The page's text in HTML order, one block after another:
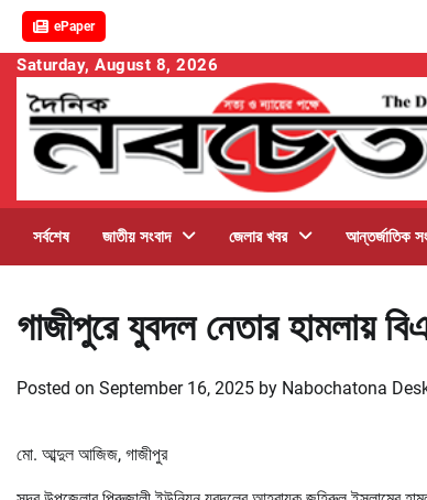
ePaper
Skip
content
Saturday, August 8, 2026
সর্বশেষ জাতীয় সংবাদ জেলার খবর আন্তর্জাতিক
গাজীপুরে যুবদল নেতার হামলায়
Posted on September 16, 2025 by Nabochatona
মো. আব্দুল আজিজ, গাজীপুর